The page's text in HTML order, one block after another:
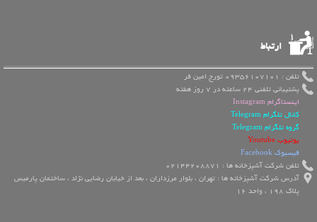
ارتباط
تلفن : 09356107101 تورج امین فر
پشتیبانی تلفنی 24 ساعته در 7 روز هفته
اینستاگرام Instagram
کانال تلگرام Telegram
گروه تلگرام Telegram
یوتیوب Youtube
فیسبوک Facebook
تلفن شرکت آشپزخانه ها : 02144208871
آدرس شرکت آشپزخانه ها : تهران ، بلوار مرزداران ، بعد از خیابان رضایی نژاد ، ساختمان پارمیس
پلاک 198 ، واحد 16